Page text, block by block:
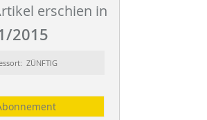
erschien in
2015
ZÜNFTIG